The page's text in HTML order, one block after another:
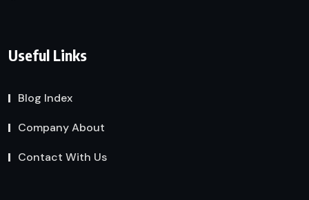
Useful Links
Blog Index
Company About
Contact With Us